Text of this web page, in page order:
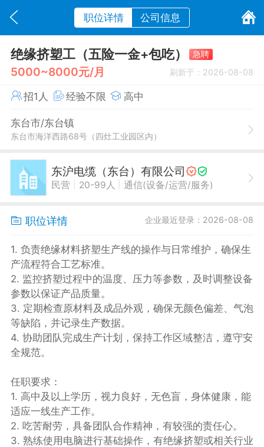
职位详情 公司信息
绝缘挤塑工（五险一金+包吃） 急聘
5000~8000元/月 刷新于：2026-08-08
招1人 经验不限 高中
东台市/东台镇
东台市海洋西路68号（四灶工业园区内）
东沪电缆（东台）有限公司
民营 20-99人 通信(设备/运营/服务)
职位详情 企业最近登录：2026-08-08
1. 负责绝缘材料挤塑生产线的操作与日常维护，确保生
产流程符合工艺标准。
2. 监控挤塑过程中的温度、压力等参数，及时调整设备
参数以保证产品质量。
3. 定期检查原材料及成品外观，确保无颜色偏差、气泡
等缺陷，并记录生产数据。
4. 协助团队完成生产计划，保持工作区域整洁，遵守安
全规范。
任职要求：
1. 高中及以上学历，视力良好，无色盲，身体健康，能
适应一线生产工作。
2. 吃苦耐劳，具备团队合作精神，有较强的责任心。
3. 熟练使用电脑进行基础操作，有绝缘挤塑或相关行业